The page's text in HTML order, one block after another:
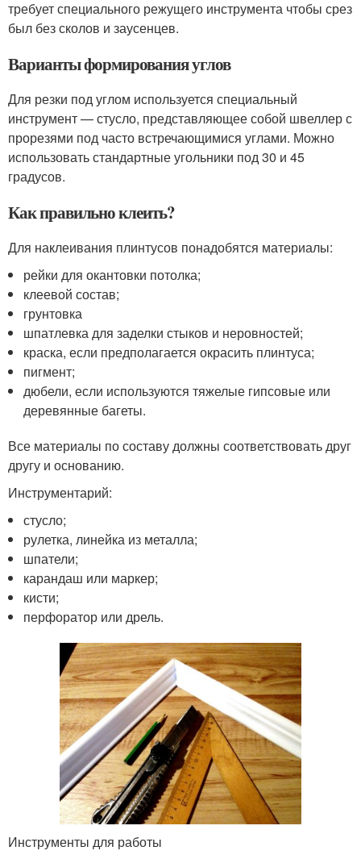
требует специального режущего инструмента чтобы срез
был без сколов и заусенцев.
Варианты формирования углов
Для резки под углом используется специальный
инструмент — стусло, представляющее собой швеллер с
прорезями под часто встречающимися углами. Можно
использовать стандартные угольники под 30 и 45
градусов.
Как правильно клеить?
Для наклеивания плинтусов понадобятся материалы:
рейки для окантовки потолка;
клеевой состав;
грунтовка
шпатлевка для заделки стыков и неровностей;
краска, если предполагается окрасить плинтуса;
пигмент;
дюбели, если используются тяжелые гипсовые или
деревянные багеты.
Все материалы по составу должны соответствовать друг
другу и основанию.
Инструментарий:
стусло;
рулетка, линейка из металла;
шпатели;
карандаш или маркер;
кисти;
перфоратор или дрель.
Инструменты для работы